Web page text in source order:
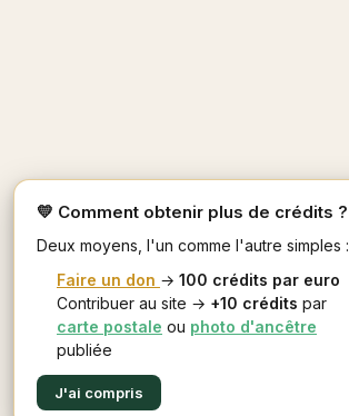
💛 Comment obtenir plus de crédits ?
Deux moyens, l'un comme l'autre simples :
Faire un don → 100 crédits par euro
Contribuer au site → +10 crédits par
carte postale ou photo d'ancêtre
publiée
J'ai compris